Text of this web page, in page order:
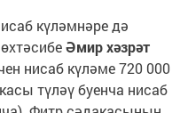
күләмнәре дә
Әмир хәзрәт
нисаб күләме 720 000
түләү буенча нисаб